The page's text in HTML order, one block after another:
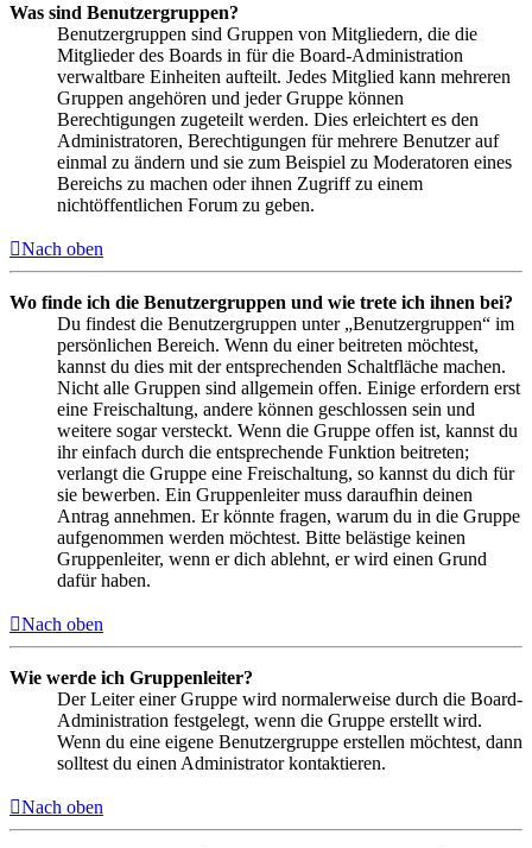
Was sind Benutzergruppen?
Benutzergruppen sind Gruppen von Mitgliedern, die die
Mitglieder des Boards in für die Board-Administration
verwaltbare Einheiten aufteilt. Jedes Mitglied kann mehreren
Gruppen angehören und jeder Gruppe können
Berechtigungen zugeteilt werden. Dies erleichtert es den
Administratoren, Berechtigungen für mehrere Benutzer auf
einmal zu ändern und sie zum Beispiel zu Moderatoren eines
Bereichs zu machen oder ihnen Zugriff zu einem
nichtöffentlichen Forum zu geben.
Nach oben
Wo finde ich die Benutzergruppen und wie trete ich ihnen bei?
Du findest die Benutzergruppen unter „Benutzergruppen“ im
persönlichen Bereich. Wenn du einer beitreten möchtest,
kannst du dies mit der entsprechenden Schaltfläche machen.
Nicht alle Gruppen sind allgemein offen. Einige erfordern erst
eine Freischaltung, andere können geschlossen sein und
weitere sogar versteckt. Wenn die Gruppe offen ist, kannst du
ihr einfach durch die entsprechende Funktion beitreten;
verlangt die Gruppe eine Freischaltung, so kannst du dich für
sie bewerben. Ein Gruppenleiter muss daraufhin deinen
Antrag annehmen. Er könnte fragen, warum du in die Gruppe
aufgenommen werden möchtest. Bitte belästige keinen
Gruppenleiter, wenn er dich ablehnt, er wird einen Grund
dafür haben.
Nach oben
Wie werde ich Gruppenleiter?
Der Leiter einer Gruppe wird normalerweise durch die Board-
Administration festgelegt, wenn die Gruppe erstellt wird.
Wenn du eine eigene Benutzergruppe erstellen möchtest, dann
solltest du einen Administrator kontaktieren.
Nach oben